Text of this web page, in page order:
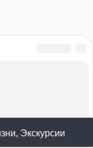
Экскурсии